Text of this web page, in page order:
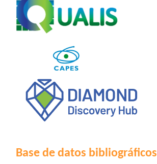
Base de datos bibliográficos